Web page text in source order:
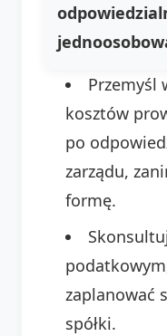
Przemyśl
kosztów
po
zarządu,
formę.
zaplanować
spółki.